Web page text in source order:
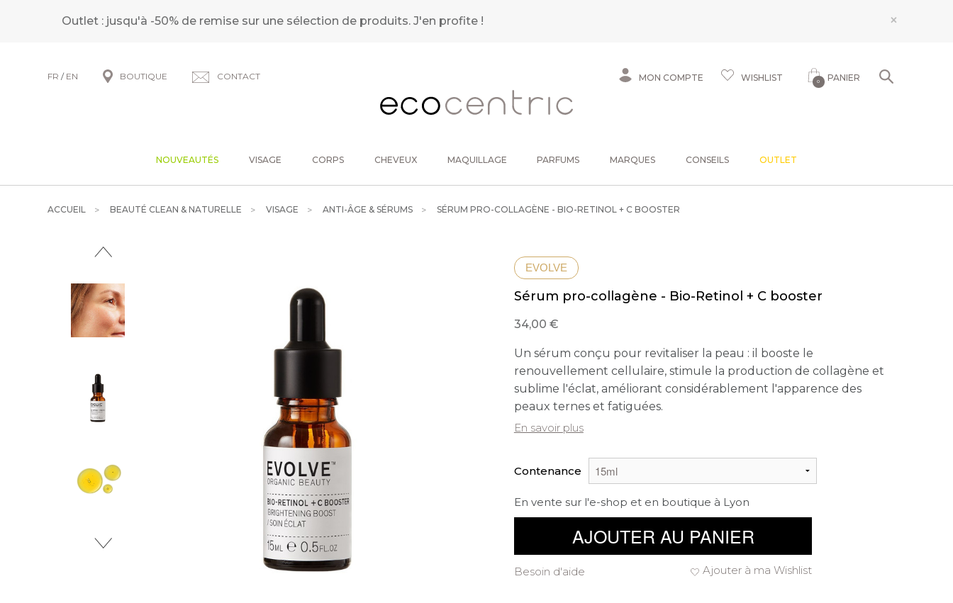
Outlet : jusqu'à -50% de remise sur une sélection de produits.J'en profite ! ×
FR / EN BOUTIQUE CONTACT MON COMPTE WISHLIST 0 PANIER
NOUVEAUTÉS VISAGE CORPS CHEVEUX MAQUILLAGE PARFUMS MARQUES CONSEILS OUTLET
ACCUEIL BEAUTÉ CLEAN & NATURELLE VISAGE ANTI-ÂGE & SÉRUMS SÉRUM PRO-COLLAGÈNE - BIO-RETINOL + C BOOSTER
EVOLVE
Sérum pro-collagène - Bio-Retinol + C booster
34,00
Un sérum conçu pour revitaliser la peau : il booste le
renouvellement cellulaire, stimule la production de collagène et
sublime l'éclat, améliorant considérablement l'apparence des
peaux ternes et fatiguées.
En savoir plus
Contenance
En vente sur l'e-shop et en boutique à Lyon
AJOUTER AU PANIER
Ajouter à ma Wishlist
Besoin d'aide